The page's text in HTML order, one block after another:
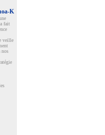
K
fait
veille
nos